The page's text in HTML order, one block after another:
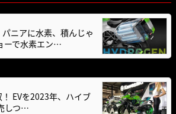
パニアに水素、積んじゃ
ーで水素エン…
EVを2023年、ハイブ
しつ…